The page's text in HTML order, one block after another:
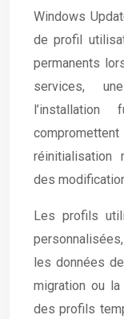
Windows
de profil
permanents
services,
réinitialisation
des
Les profils
les données
migration ou
des profils